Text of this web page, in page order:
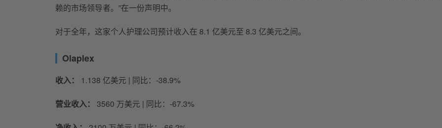
赖的市场领导者。”在一份声明中。
对于全年，这家个人护理公司预计收入在 8.1 亿美元至 8.3 亿美元之间。
Olaplex
收入： 1.138 亿美元 | 同比：-38.9%
营业收入： 3560 万美元 | 同比：-67.3%